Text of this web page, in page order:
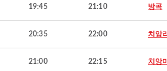
19:45 21:10 방콕
20:35 22:00 치앙
21:00 22:15 치앙